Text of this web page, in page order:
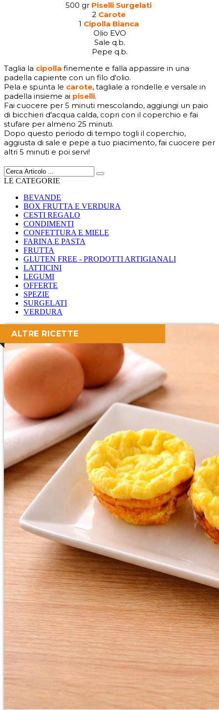
500 gr Piselli Surgelati
2 Carote
1 Cipolla Bianca
Olio EVO
Sale q.b.
Pepe q.b.
Taglia la cipolla finemente e falla appassire in una
padella capiente con un filo d'olio.
Pela e spunta le carote, tagliale a rondelle e versale in
padella insieme ai piselli.
Fai cuocere per 5 minuti mescolando, aggiungi un paio
di bicchieri d'acqua calda, copri con il coperchio e fai
stufare per almeno 25 minuti.
Dopo questo periodo di tempo togli il coperchio,
aggiusta di sale e pepe a tuo piacimento, fai cuocere per
altri 5 minuti e poi servi!
LE CATEGORIE
BEVANDE
BOX FRUTTA E VERDURA
CESTI REGALO
CONDIMENTI
CONFETTURA E MIELE
FARINA E PASTA
FRUTTA
GLUTEN FREE - PRODOTTI ARTIGIANALI
LATTICINI
LEGUMI
OFFERTE
SPEZIE
SURGELATI
VERDURA
ALTRE RICETTE